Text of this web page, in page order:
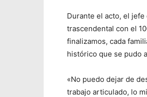
Durante el acto, el
trascendental con el
finalizamos, cada
histórico que se pudo
«No puedo dejar de
trabajo articulado, lo